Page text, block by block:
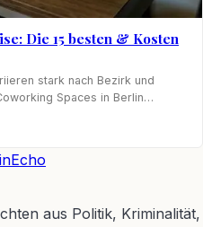
Die 15 besten & Kosten
stark nach Bezirk und
Spaces in Berlin…
aus Politik, Kriminalität,